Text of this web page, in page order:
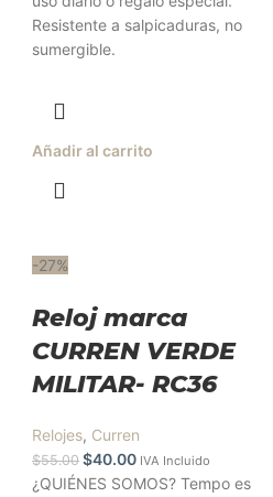
Resistente a salpicaduras, no
sumergible.
Añadir al carrito
-27%
Reloj marca
CURREN VERDE
MILITAR- RC36
Relojes, Curren
$55.00 $40.00 IVA Incluido
¿QUIÉNES SOMOS? Tempo es